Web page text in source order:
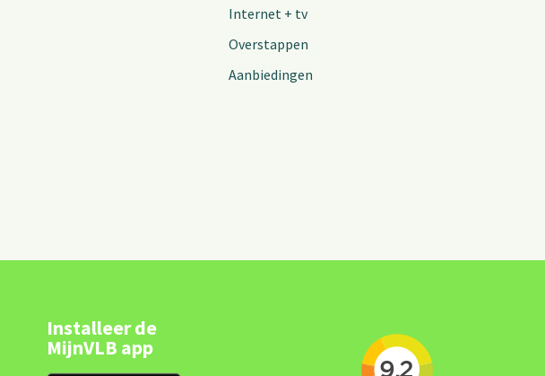
Internet + tv
Overstappen
Aanbiedingen
Installeer de
MijnVLB app